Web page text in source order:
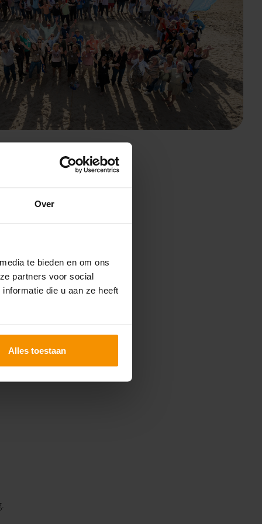
Over
te bieden en om ons
partners voor social
die u aan ze heeft
Alles toestaan
ontwikkelen.